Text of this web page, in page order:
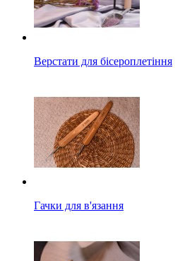
Верстати для бісероплетіння
Гачки для в'язання